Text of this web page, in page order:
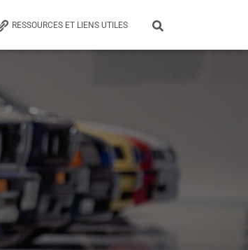
RESSOURCES ET LIENS UTILES